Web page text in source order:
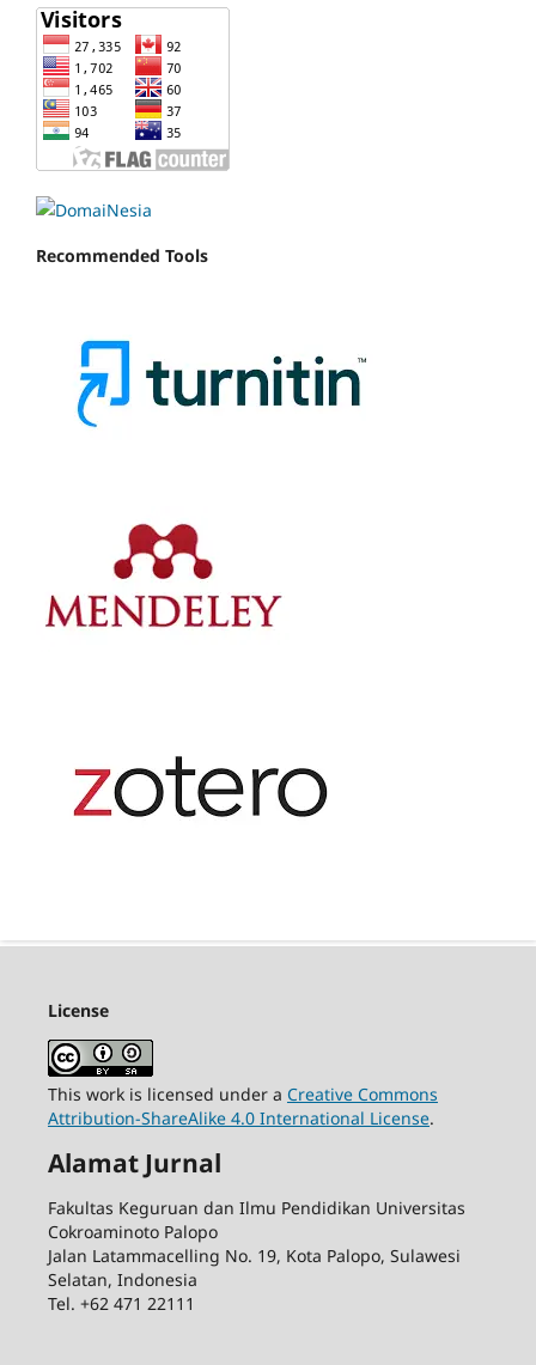
Recommended Tools
License
This work is licensed under a Creative Commons
Attribution-ShareAlike 4.0 International License.
Alamat Jurnal
Fakultas Keguruan dan Ilmu Pendidikan Universitas
Cokroaminoto Palopo
Jalan Latammacelling No. 19, Kota Palopo, Sulawesi
Selatan, Indonesia
Tel. +62 471 22111